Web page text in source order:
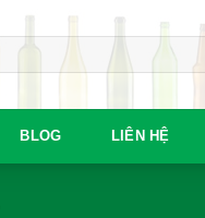
BLOG LIÊN HỆ